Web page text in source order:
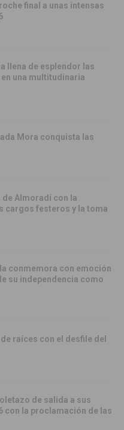
final a unas intensas
llena de esplendor las
una multitudinaria
Mora conquista las
de Almoradí con la
cargos festeros y la toma
conmemora con emoción
su independencia como
raíces con el desfile del
de salida a sus
con la proclamación de las